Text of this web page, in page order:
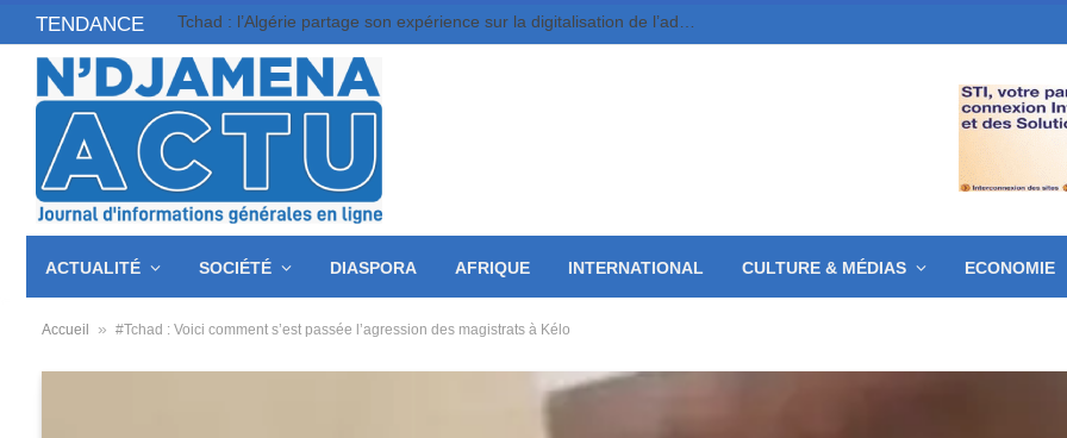
TENDANCE Tchad : l’Algérie partage son expérience sur la digitalisation de l’administration publique
ACTUALITÉ SOCIÉTÉ DIASPORA AFRIQUE INTERNATIONAL CULTURE & MÉDIAS ECONOMIE
Accueil » #Tchad : Voici comment s’est passée l’agression des magistrats à Kélo